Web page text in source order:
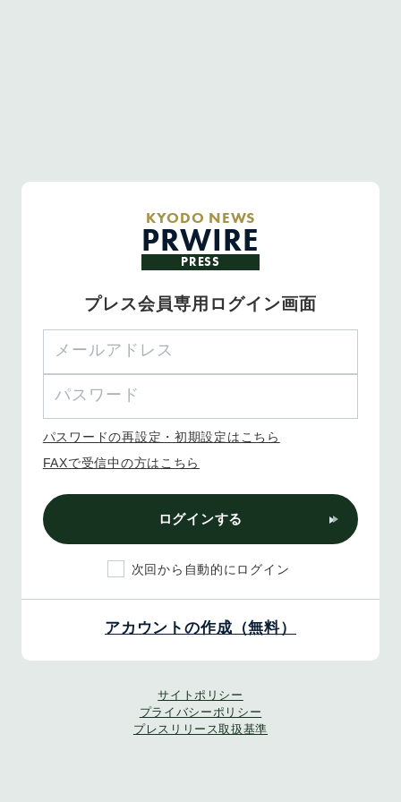
KYODO NEWS
PRWIRE
PRESS
プレス会員専用ログイン画面
パスワードの再設定・初期設定はこちら
FAXで受信中の方はこちら
ログインする
次回から自動的にログイン
アカウントの作成（無料）
サイトポリシー
プライバシーポリシー
プレスリリース取扱基準